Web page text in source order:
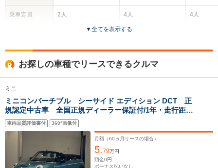
乗車定員
サイズ
2人
全高
1.39m
全幅
1.69m
3.72m～3.75m
ホイールベース
-m
4人
2ドア
全高
1.41m～1.42m
全幅
1.78m
4人
▼全てを表示する
お探しの車種でリースできるクルマ
ミニ
ミニコンバーチブル シーサイド エディション DCT 正
規認定中古車 全国正規ディーラー保証付/1年・走行距離
無制限 シートヒーター アクティブクルーズコントロ
ール ワイヤレス充電 アイドリングストップ Apple
Carplay ワンオーナー バックカメラ
車両品質評価書付 360°画像付
月額（60 ヵ月リースの場合）
5.79万円
頭金0円
ボーナス払いなし